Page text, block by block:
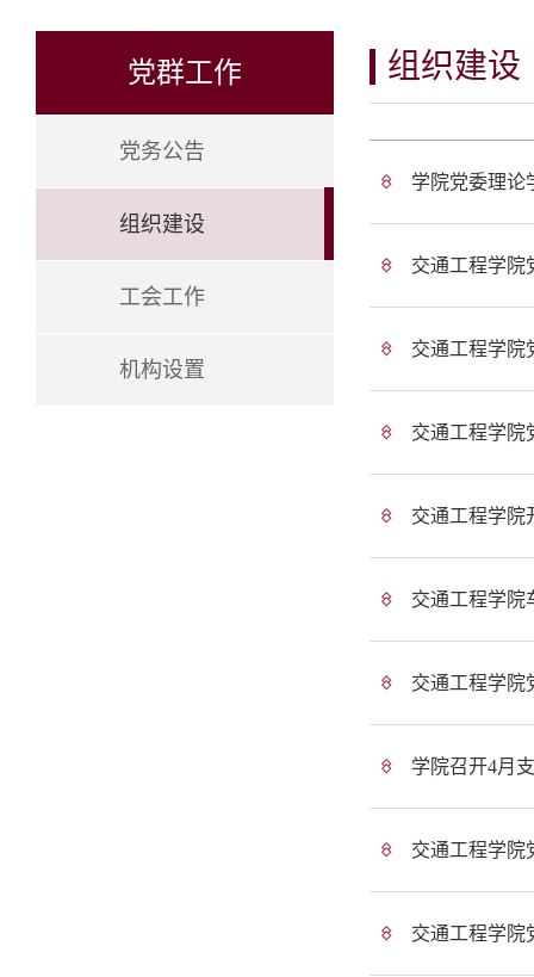
党群工作
党务公告
组织建设
工会工作
机构设置
组织建设
学院党委理论
交通工程学院
交通工程学院
交通工程学院
交通工程学院
交通工程学院
交通工程学院
学院召开4月
交通工程学院
交通工程学院